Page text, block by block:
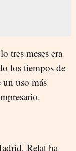
tres meses era
los tiempos de
uso más
Relat ha